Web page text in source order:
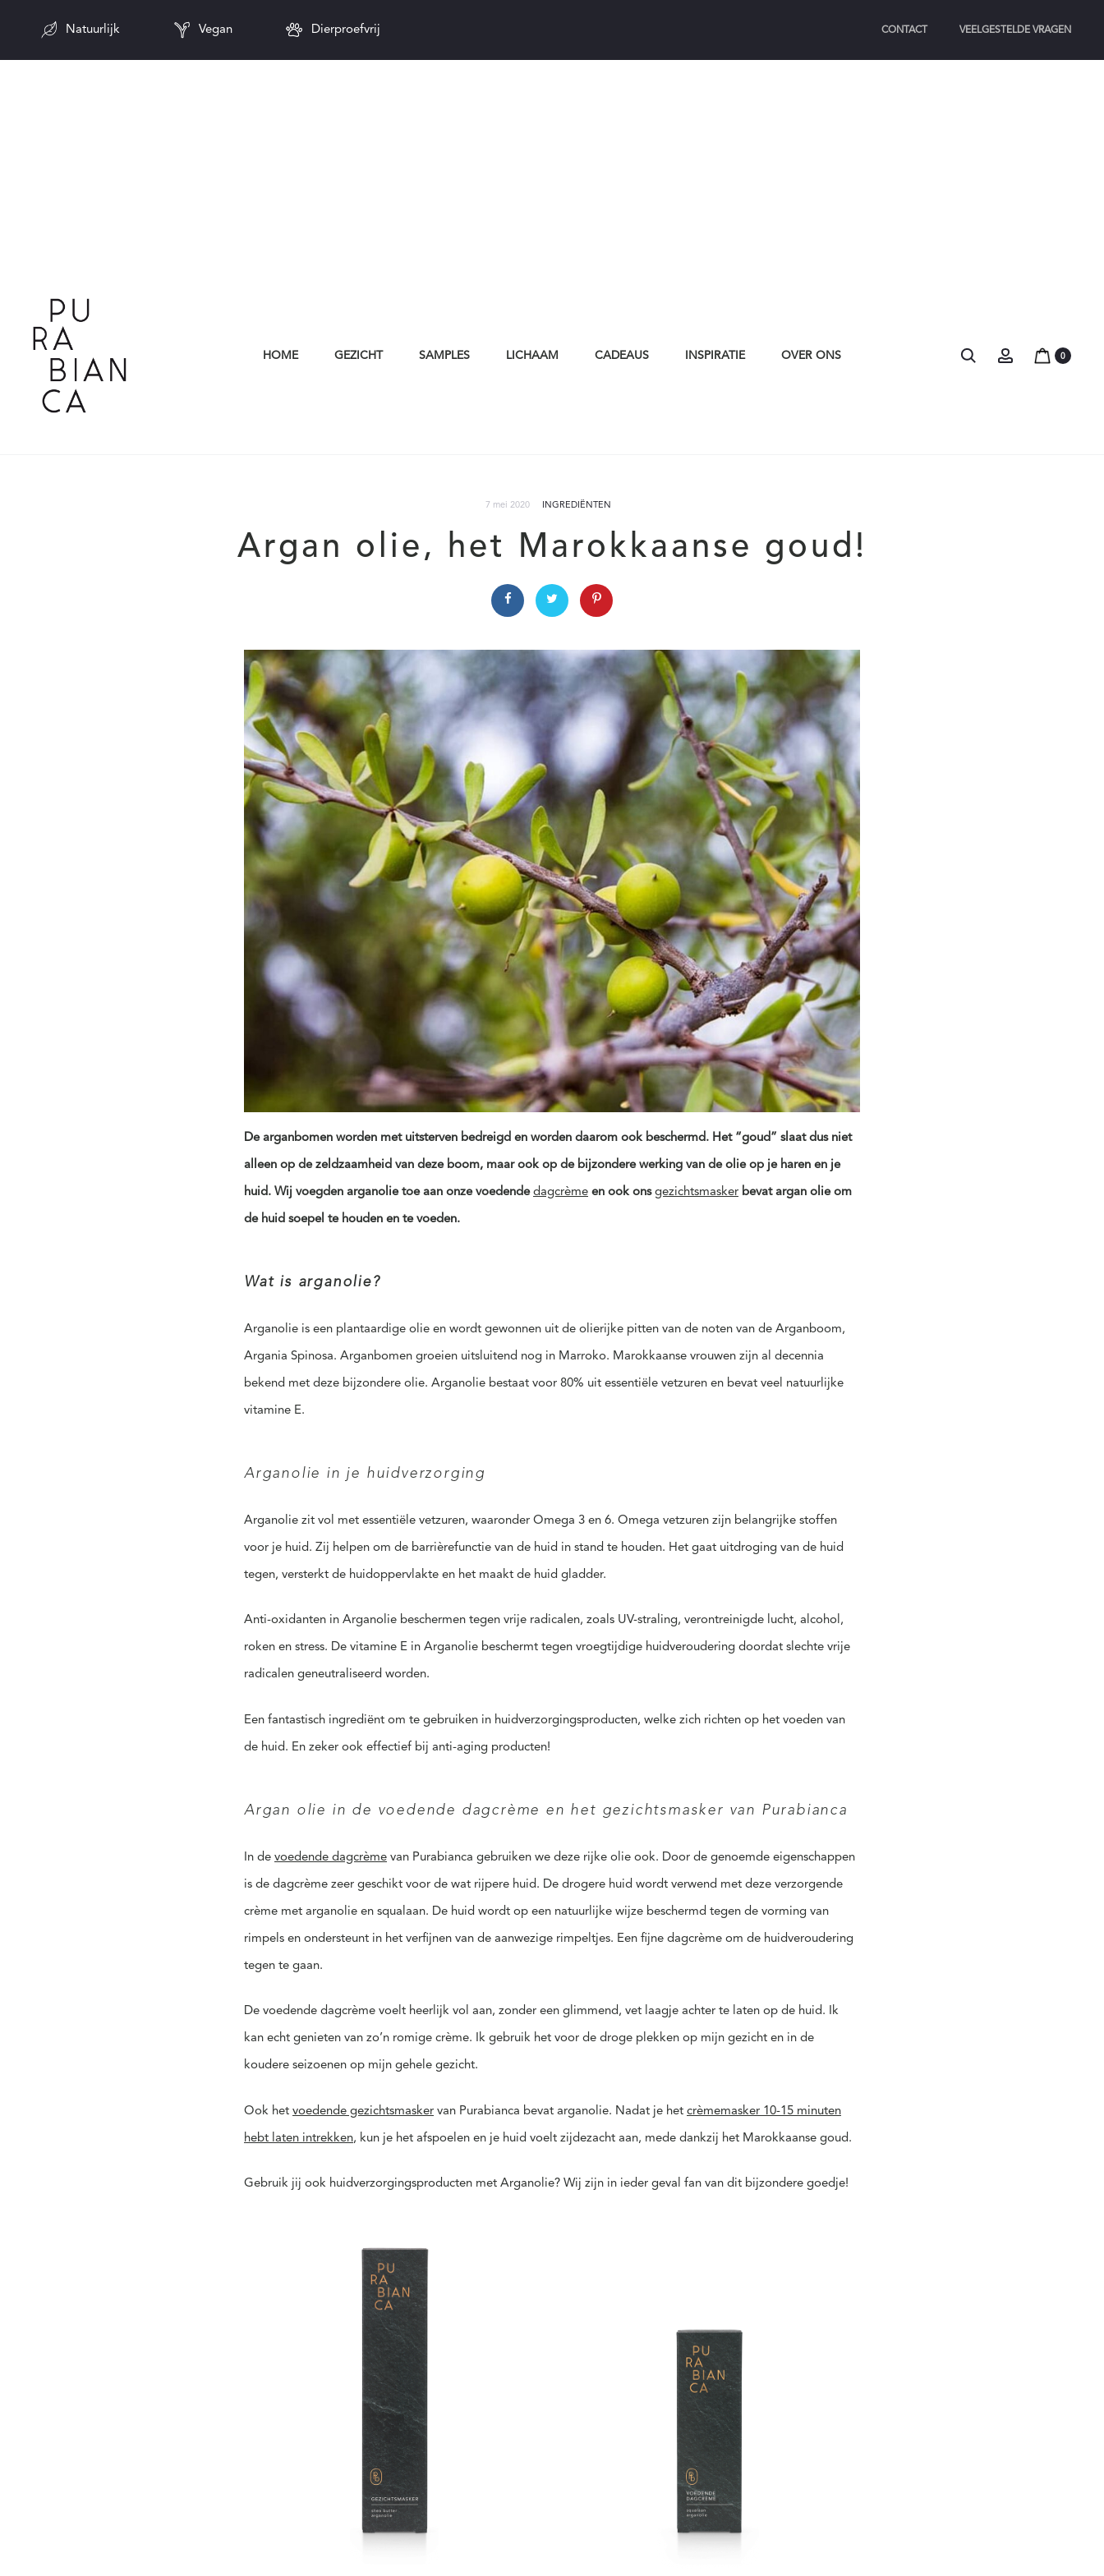
Natuurlijk Vegan Dierproefvrij CONTACT VEELGESTELDE VRAGEN
HOME GEZICHT SAMPLES LICHAAM CADEAUS INSPIRATIE OVER ONS Search Account 0
7 mei 2020 INGREDIËNTEN
Argan olie, het Marokkaanse goud!
De arganbomen worden met uitsterven bedreigd en worden daarom ook beschermd. Het “goud” slaat dus niet
alleen op de zeldzaamheid van deze boom, maar ook op de bijzondere werking van de olie op je haren en je
huid. Wij voegden arganolie toe aan onze voedende dagcrème en ook ons gezichtsmasker bevat argan olie om
de huid soepel te houden en te voeden.
Wat is arganolie?
Arganolie is een plantaardige olie en wordt gewonnen uit de olierijke pitten van de noten van de Arganboom,
Argania Spinosa. Arganbomen groeien uitsluitend nog in Marroko. Marokkaanse vrouwen zijn al decennia
bekend met deze bijzondere olie. Arganolie bestaat voor 80% uit essentiële vetzuren en bevat veel natuurlijke
vitamine E.
Arganolie in je huidverzorging
Arganolie zit vol met essentiële vetzuren, waaronder Omega 3 en 6. Omega vetzuren zijn belangrijke stoffen
voor je huid. Zij helpen om de barrièrefunctie van de huid in stand te houden. Het gaat uitdroging van de huid
tegen, versterkt de huidoppervlakte en het maakt de huid gladder.
Anti-oxidanten in Arganolie beschermen tegen vrije radicalen, zoals UV-straling, verontreinigde lucht, alcohol,
roken en stress. De vitamine E in Arganolie beschermt tegen vroegtijdige huidveroudering doordat slechte vrije
radicalen geneutraliseerd worden.
Een fantastisch ingrediënt om te gebruiken in huidverzorgingsproducten, welke zich richten op het voeden van
de huid. En zeker ook effectief bij anti-aging producten!
Argan olie in de voedende dagcrème en het gezichtsmasker van Purabianca
In de voedende dagcrème van Purabianca gebruiken we deze rijke olie ook. Door de genoemde eigenschappen
is de dagcrème zeer geschikt voor de wat rijpere huid. De drogere huid wordt verwend met deze verzorgende
crème met arganolie en squalaan. De huid wordt op een natuurlijke wijze beschermd tegen de vorming van
rimpels en ondersteunt in het verfijnen van de aanwezige rimpeltjes. Een fijne dagcrème om de huidveroudering
tegen te gaan.
De voedende dagcrème voelt heerlijk vol aan, zonder een glimmend, vet laagje achter te laten op de huid. Ik
kan echt genieten van zo’n romige crème. Ik gebruik het voor de droge plekken op mijn gezicht en in de
koudere seizoenen op mijn gehele gezicht.
Ook het voedende gezichtsmasker van Purabianca bevat arganolie. Nadat je het crèmemasker 10-15 minuten
hebt laten intrekken, kun je het afspoelen en je huid voelt zijdezacht aan, mede dankzij het Marokkaanse goud.
Gebruik jij ook huidverzorgingsproducten met Arganolie? Wij zijn in ieder geval fan van dit bijzondere goedje!